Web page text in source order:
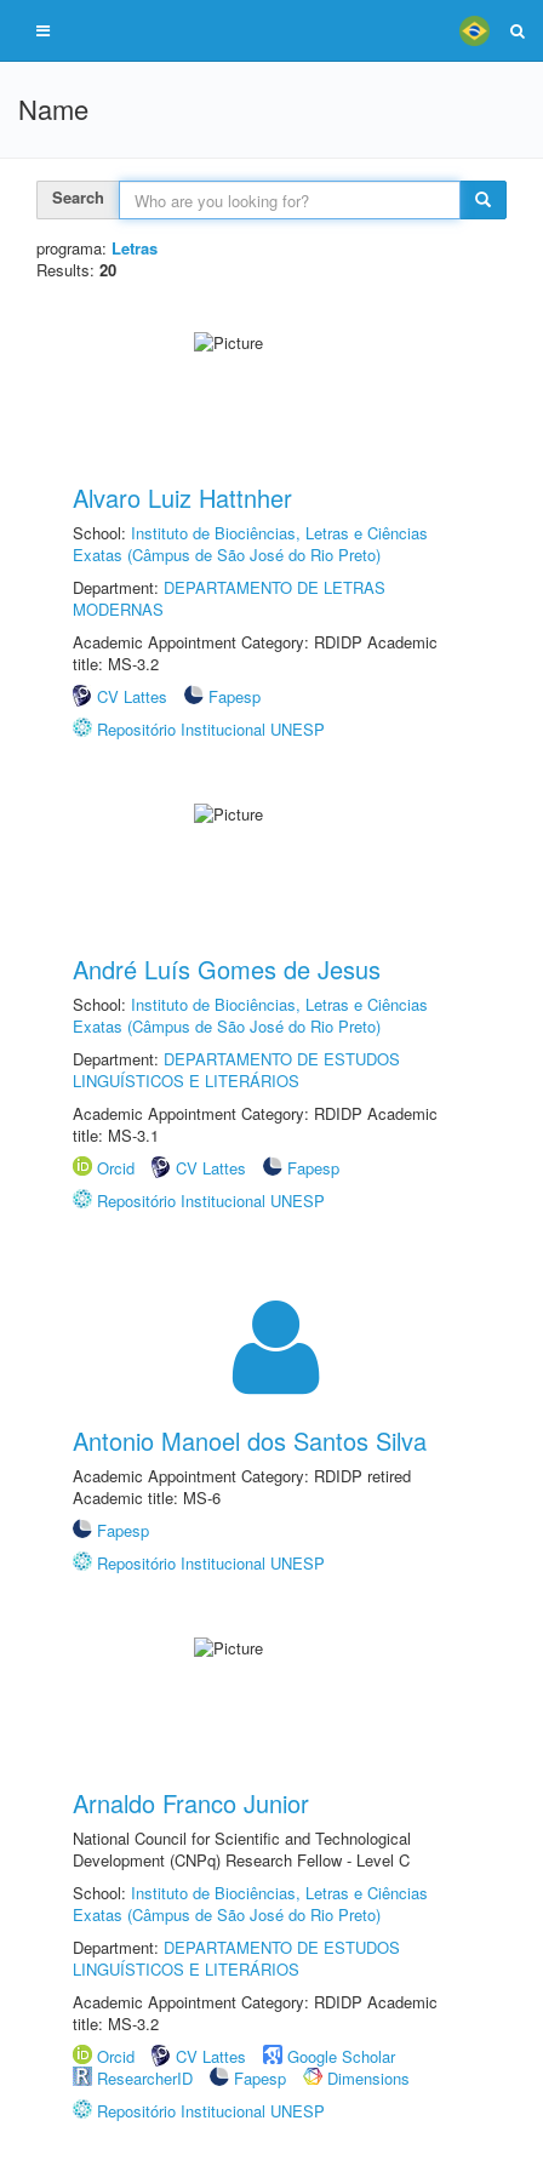
Name
Search
programa: Letras
Results: 20
Alvaro Luiz Hattnher
School: Instituto de Biociências, Letras e Ciências
Exatas (Câmpus de São José do Rio Preto)
Department: DEPARTAMENTO DE LETRAS
MODERNAS
Academic Appointment Category: RDIDP Academic
title: MS-3.2
CV Lattes
Fapesp
Repositório Institucional UNESP
André Luís Gomes de Jesus
School: Instituto de Biociências, Letras e Ciências
Exatas (Câmpus de São José do Rio Preto)
Department: DEPARTAMENTO DE ESTUDOS
LINGUÍSTICOS E LITERÁRIOS
Academic Appointment Category: RDIDP Academic
title: MS-3.1
Orcid
CV Lattes
Fapesp
Repositório Institucional UNESP
Antonio Manoel dos Santos Silva
Academic Appointment Category: RDIDP retired
Academic title: MS-6
Fapesp
Repositório Institucional UNESP
Arnaldo Franco Junior
National Council for Scientific and Technological
Development (CNPq) Research Fellow - Level C
School: Instituto de Biociências, Letras e Ciências
Exatas (Câmpus de São José do Rio Preto)
Department: DEPARTAMENTO DE ESTUDOS
LINGUÍSTICOS E LITERÁRIOS
Academic Appointment Category: RDIDP Academic
title: MS-3.2
Orcid
CV Lattes
Google Scholar
ResearcherID
Fapesp
Dimensions
Repositório Institucional UNESP